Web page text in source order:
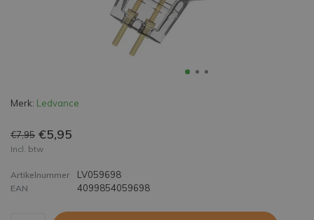
Merk: Ledvance
€7,95 €5,95
Incl. btw
Artikelnummer LV059698
EAN 4099854059698